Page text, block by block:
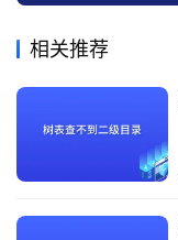
相关推荐